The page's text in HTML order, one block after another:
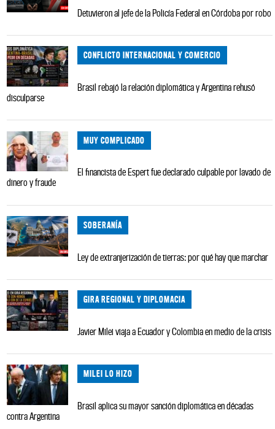
Detuvieron al jefe de la Policía Federal en Córdoba por robo
CONFLICTO INTERNACIONAL Y COMERCIO
Brasil rebajó la relación diplomática y Argentina rehusó
disculparse
MUY COMPLICADO
El financista de Espert fue declarado culpable por lavado de
dinero y fraude
SOBERANÍA
Ley de extranjerización de tierras: por qué hay que marchar
GIRA REGIONAL Y DIPLOMACIA
Javier Milei viaja a Ecuador y Colombia en medio de la crisis
MILEI LO HIZO
Brasil aplica su mayor sanción diplomática en décadas
contra Argentina